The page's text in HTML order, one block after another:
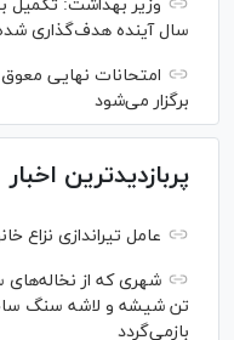
سال آینده هدف‌گذاری
امتحانات نهایی
برگزار می‌شود
پربازدیدترین اخبار
عامل تیراندازی نزاع
تن شیشه و لاشه سنگ
بازمی‌گردد